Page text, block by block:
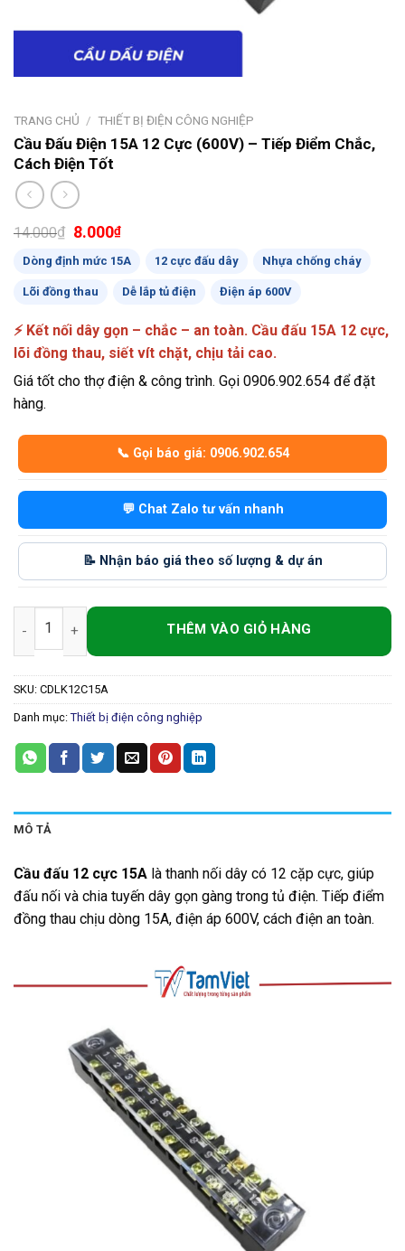
TRANG CHỦ / THIẾT BỊ ĐIỆN CÔNG NGHIỆP
Cầu Đấu Điện 15A 12 Cực (600V) – Tiếp Điểm Chắc,
Cách Điện Tốt
14.000₫ Giá
là:
8.000₫Giá
tại
8.000₫.
Dòng định mức 15A 12 cực đấu dây Nhựa chống cháy
Lõi đồng thau Dễ lắp tủ điện Điện áp 600V
⚡ Kết nối dây gọn – chắc – an toàn. Cầu đấu 15A 12 cực,
lõi đồng thau, siết vít chặt, chịu tải cao.
Giá tốt cho thợ điện & công trình. Gọi 0906.902.654 để đặt
hàng.
📞 Gọi báo giá: 0906.902.654
💬 Chat Zalo tư vấn nhanh
📝 Nhận báo giá theo số lượng & dự án
Cầu Đấu Điện 15A 12 Cực (600V) – Tiếp Điểm Chắc, Cách Điện
SKU: CDLK12C15A
Danh mục: Thiết bị điện công nghiệp
MÔ TẢ
Cầu đấu 12 cực 15A là thanh nối dây có 12 cặp cực, giúp
đấu nối và chia tuyến dây gọn gàng trong tủ điện. Tiếp điểm
đồng thau chịu dòng 15A, điện áp 600V, cách điện an toàn.